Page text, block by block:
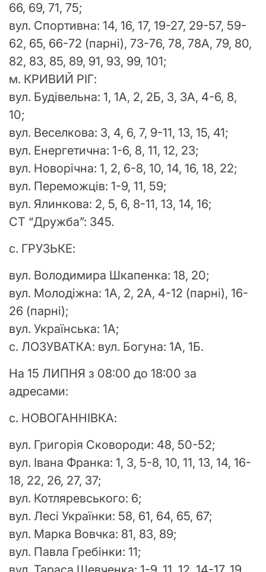
66, 69, 71, 75;
вул. Спортивна: 14, 16, 17, 19-27, 29-57, 59-
62, 65, 66-72 (парні), 73-76, 78, 78А, 79, 80,
82, 83, 85, 89, 91, 93, 99, 101;
м. КРИВИЙ РІГ:
вул. Будівельна: 1, 1А, 2, 2Б, 3, 3А, 4-6, 8,
10;
вул. Веселкова: 3, 4, 6, 7, 9-11, 13, 15, 41;
вул. Енергетична: 1-6, 8, 11, 12, 23;
вул. Новорічна: 1, 2, 6-8, 10, 14, 16, 18, 22;
вул. Переможців: 1-9, 11, 59;
вул. Ялинкова: 2, 5, 6, 8-11, 13, 14, 16;
СТ “Дружба”: 345.
с. ГРУЗЬКЕ:
вул. Володимира Шкапенка: 18, 20;
вул. Молодіжна: 1А, 2, 2А, 4-12 (парні), 16-
26 (парні);
вул. Українська: 1А;
с. ЛОЗУВАТКА: вул. Богуна: 1А, 1Б.
На 15 ЛИПНЯ з 08:00 до 18:00 за
адресами:
с. НОВОГАННІВКА:
вул. Григорія Сковороди: 48, 50-52;
вул. Івана Франка: 1, 3, 5-8, 10, 11, 13, 14, 16-
18, 22, 26, 27, 37;
вул. Котляревського: 6;
вул. Лесі Українки: 58, 61, 64, 65, 67;
вул. Марка Вовчка: 81, 83, 89;
вул. Павла Гребінки: 11;